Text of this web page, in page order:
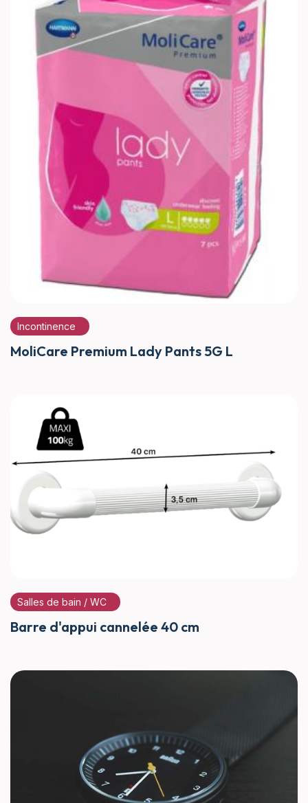
Incontinence
MoliCare Premium Lady Pants 5G L
Salles de bain / WC
Barre d'appui cannelée 40 cm